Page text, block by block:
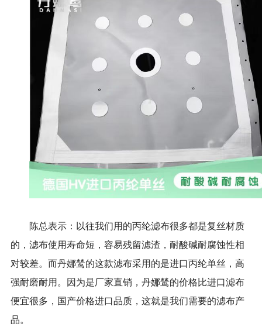
陈总表示：以往我们用的丙纶滤布很多都是复丝材质
的，滤布使用寿命短，容易残留滤渣，耐酸碱耐腐蚀性相
对较差。而丹娜鸶的这款滤布采用的是进口丙纶单丝，高
强耐磨耐用。因为是厂家直销，丹娜鸶的价格比进口滤布
便宜很多，国产价格进口品质，这就是我们需要的滤布产
品。